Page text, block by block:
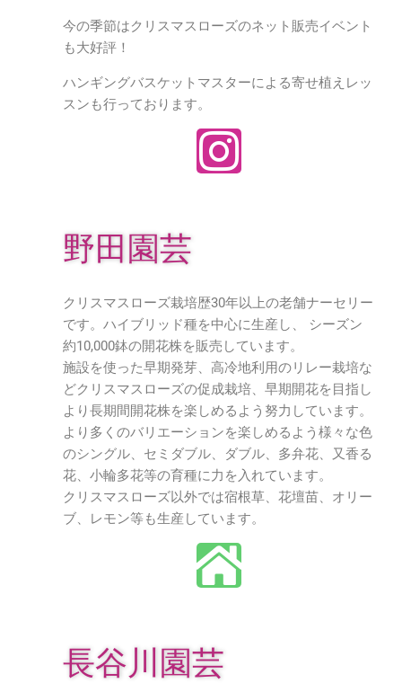
今の季節はクリスマスローズのネット販売イベント
も大好評！
ハンギングバスケットマスターによる寄せ植えレッ
スンも行っております。
野田園芸
クリスマスローズ栽培歴30年以上の老舗ナーセリー
です。ハイブリッド種を中心に生産し、 シーズン
約10,000鉢の開花株を販売しています。
施設を使った早期発芽、高冷地利用のリレー栽培な
どクリスマスローズの促成栽培、早期開花を目指し
より長期間開花株を楽しめるよう努力しています。
より多くのバリエーションを楽しめるよう様々な色
のシングル、セミダブル、ダブル、多弁花、又香る
花、小輪多花等の育種に力を入れています。
クリスマスローズ以外では宿根草、花壇苗、オリー
ブ、レモン等も生産しています。
長谷川園芸